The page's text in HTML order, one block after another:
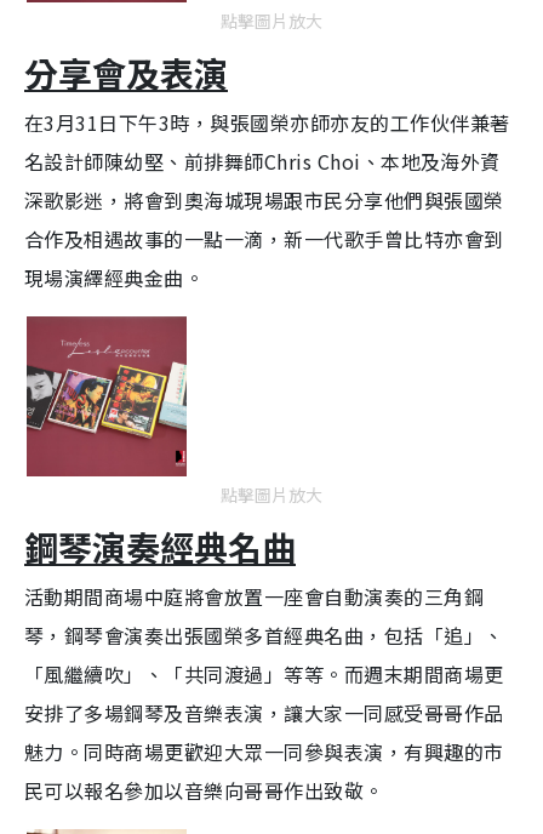
點擊圖片放大
分享會及表演
在3月31日下午3時，與張國榮亦師亦友的工作伙伴兼著
名設計師陳幼堅、前排舞師Chris Choi、本地及海外資
深歌影迷，將會到奧海城現場跟市民分享他們與張國榮
合作及相遇故事的一點一滴，新一代歌手曾比特亦會到
現場演繹經典金曲。
點擊圖片放大
鋼琴演奏經典名曲
活動期間商場中庭將會放置一座會自動演奏的三角鋼
琴，鋼琴會演奏出張國榮多首經典名曲，包括「追」、
「風繼續吹」、「共同渡過」等等。而週末期間商場更
安排了多場鋼琴及音樂表演，讓大家一同感受哥哥作品
魅力。同時商場更歡迎大眾一同參與表演， 有興趣的市
民可以報名參加以音樂向哥哥作出致敬。